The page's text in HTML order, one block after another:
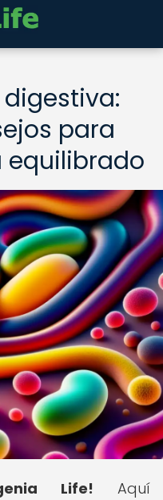
para
Life! Aquí